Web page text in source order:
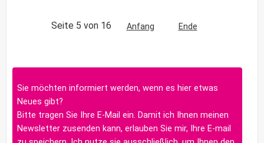
Seite 5 von 16 Anfang Ende
Sie möchten informiert werden, wenn es hier etwas
Neues gibt?
Bitte tragen Sie Ihre E-Mail ein. Damit ich Ihnen meinen
Newsletter zusenden kann, erlauben Sie mir, Ihre E-mail